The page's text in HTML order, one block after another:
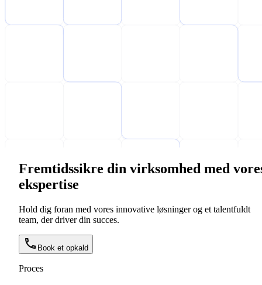
Fremtidssikre din virksomhed med
ekspertise
Hold dig foran med vores innovative løsninger og et talentfuldt
team, der driver din succes.
Book et opkald
Proces